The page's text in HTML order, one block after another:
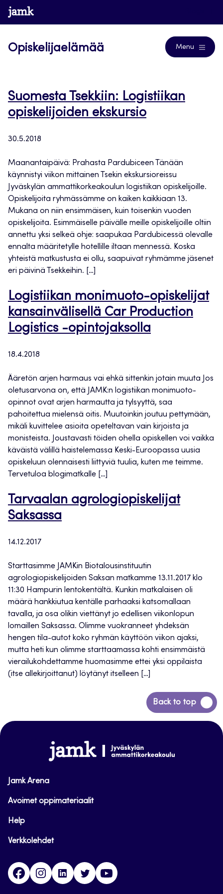
Siirry
suoraan
www.jamk.fi
Opiskelijaelämää Menu
Suomesta Tsekkiin: Logistiikan
opiskelijoiden ekskursio
30.5.2018
Maanantaipäivä: Prahasta Pardubiceen Tänään
käynnistyi viikon mittainen Tsekin ekskursioreissu
Jyväskylän ammattikorkeakoulun logistiikan opiskelijoille.
Opiskelijoita ryhmässämme on kaiken kaikkiaan 13.
Mukana on niin ensimmäisen, kuin toisenkin vuoden
opiskelijoita. Esimmäiselle päivälle meille opiskelijoille oltiin
annettu yksi selkeä ohje: saapukaa Pardubicessä olevalle
ennalta määritetylle hotellille iltaan mennessä. Koska
yhteistä matkustusta ei ollu, saapuivat ryhmämme jäsenet
eri päivinä Tsekkeihin. […]
Logistiikan monimuoto-opiskelijat
kansainvälisellä Car Production
Logistics -opintojaksolla
18.4.2018
Ääretön arjen harmaus vai ehkä sittenkin jotain muuta Jos
oletusarvona on, että JAMK:n logistiikan monimuoto-
opinnot ovat arjen harmautta ja tylsyyttä, saa
pahoitettua mielensä oitis. Muutoinkin joutuu pettymään,
mikäli kuvittelee asioita opeteltavan vain kirjoista ja
monisteista. Joustavasti töiden ohella opiskellen voi vaikka
käväistä välillä haistelemassa Keski-Euroopassa uusia
opiskeluun olennaisesti liittyviä tuulia, kuten me teimme.
Tervetuloa blogimatkalle […]
Tarvaalan agrologiopiskelijat
Saksassa
14.12.2017
Starttasimme JAMKin Biotalousinstituutin
agrologiopiskelijoiden Saksan matkamme 13.11.2017 klo
11:30 Hampurin lentokentältä. Kunkin matkalaisen oli
määrä hankkiutua kentälle parhaaksi katsomallaan
tavalla, ja osa olikin viettänyt jo edellisen viikonlopun
lomaillen Saksassa. Olimme vuokranneet yhdeksän
hengen tila-autot koko ryhmän käyttöön viikon ajaksi,
mutta heti kun olimme starttaamassa kohti ensimmäistä
vierailukohdettamme huomasimme ettei yksi oppilaista
(itse allekirjoittanut) löytänyt itselleen […]
Back to top
Siirry
takaisin
www.jamk.fi
Jamk Arena
Avoimet oppimateriaalit
Help
Verkkolehdet
FacebookInstagramLinkedinTwitter